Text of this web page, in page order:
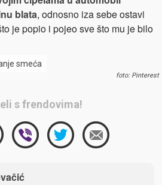
blata, odnosno iza sebe ostavi
je popio i pojeo sve što mu je bilo
smeća
foto: Pinterest
s frendovima!